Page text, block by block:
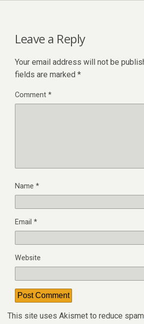
Leave a Reply
Your email address will not be
fields are marked *
Comment*
Name *
Email *
Website
This site uses Akismet to reduce